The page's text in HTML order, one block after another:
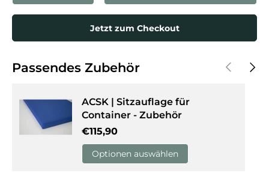
Jetzt zum Checkout
Passendes Zubehör Vorherige
ACSK | Sitzauflage für
Container - Zubehör
Normaler Preis
€115,90
Optionen auswählen